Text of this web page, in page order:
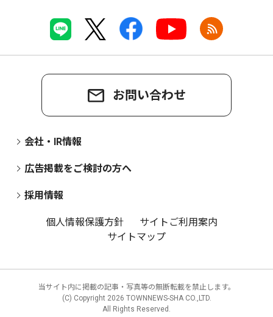
お問い合わせ
会社・IR情報
広告掲載をご検討の方へ
採用情報
個人情報保護方針
サイトご利用案内
サイトマップ
当サイト内に掲載の記事・写真等の無断転載を禁止します。
(C) Copyright 2026 TOWNNEWS-SHA CO.,LTD.
All Rights Reserved.